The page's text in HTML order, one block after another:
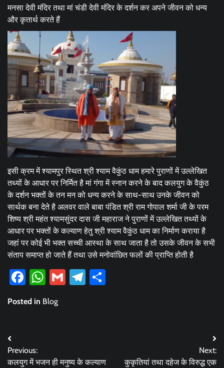
मनसा देवी मंदिर तथा मां चंडी देवी मंदिर के दर्शन कर अपने जीवन को धन्य
और कृतार्थ करते हैं
इसी क्रम में श्यामपुर स्थित श्री श्याम वैकुंठ धाम हमारे पुराणों में उल्लेखित
तथ्यों के आधार पर निर्मित है मां गंगा में स्नान करने के बाद कलयुग के वैकुंठ
के दर्शन भक्तों के तन मन को धन्य करने के साथ-साथ उनके जीवन को
सार्थक बना देते है अलवर वाले बाबा पंडित श्री राम गोपाल शर्मा जी के परम
शिष्य श्री महंत श्यामसुंदर दास जी महाराज ने पुराणों में उल्लेखित तथ्यों के
आधार पर भक्तों के कल्याण हेतु श्री श्याम वैकुंठ धाम का निर्माण कराया है
जहां पर कोई भी भक्त सच्ची आस्था के साथ जाता है तो उसके जीवन के सभी
संताप समाप्त हो जाते हैं तथा उसे मनोवांछित फलों की प्राप्ति होती है
Facebook
WhatsApp
GmailTelegram
Posted in Blog
Post
navigation
Previous:
कलयुग में भजन ही मनुष्य के कल्याण
Next:
कुकृतियां तथा दहेज के विरुद्ध एक